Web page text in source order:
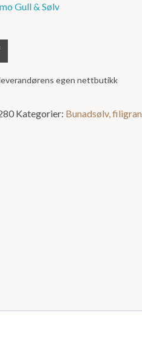
Gull & Sølv
egen nettbutikk
Kategorier: Bunadsølv, filigran